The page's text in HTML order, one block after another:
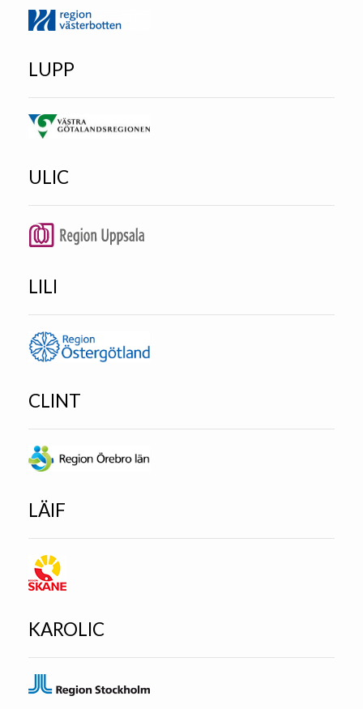
LUPP
ULIC
LILI
CLINT
LÄIF
KAROLIC